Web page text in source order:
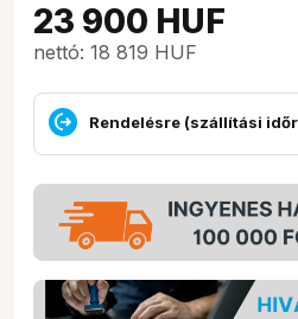
23 900 HUF
nettó: 18 819 HUF
Rendelésre (szállítási